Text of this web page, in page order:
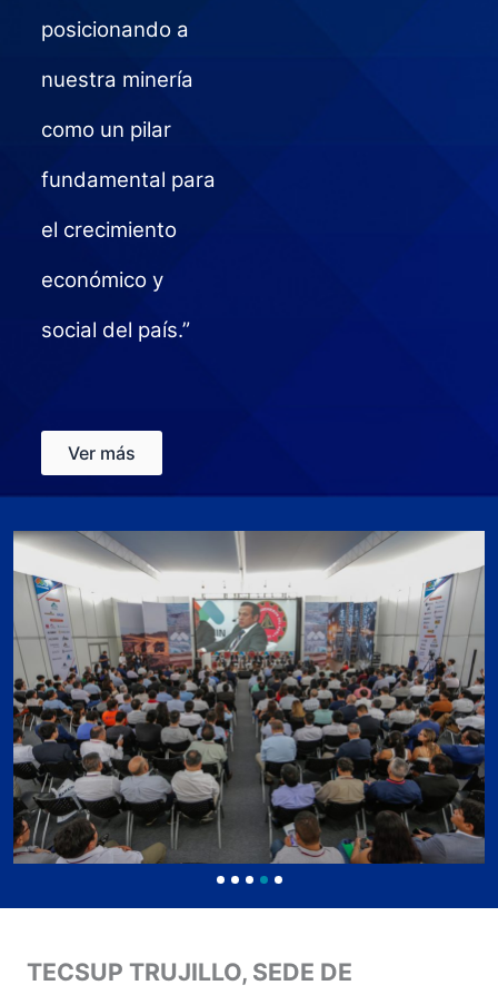
posicionando a
nuestra minería
como un pilar
fundamental para
el crecimiento
económico y
social del país.”
Ver más
TECSUP TRUJILLO, SEDE DE